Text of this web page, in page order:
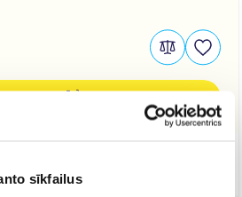
sīkfailus